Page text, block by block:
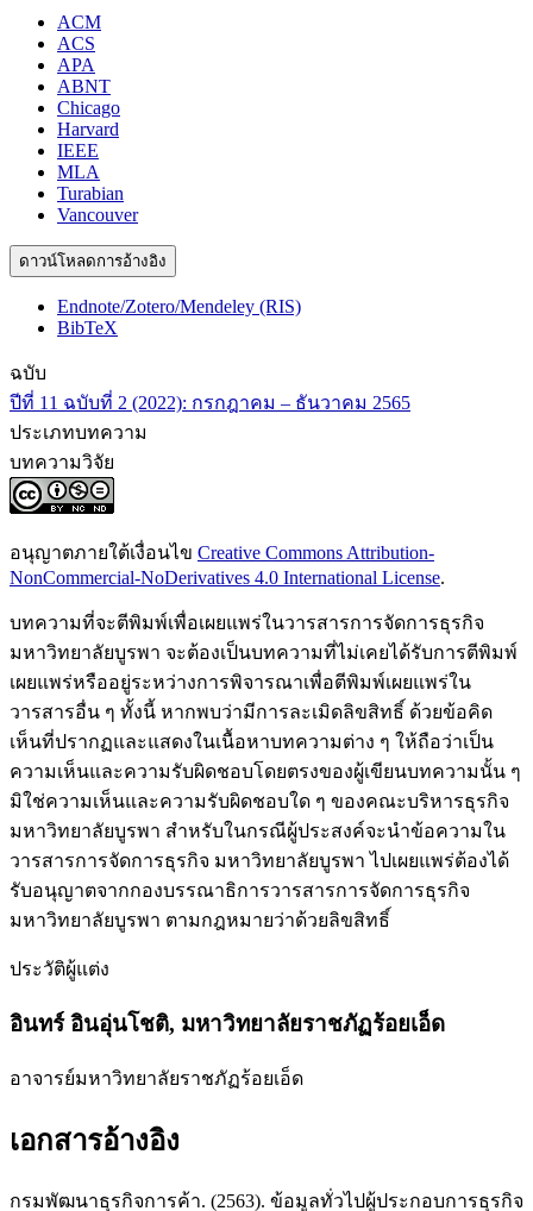
ACM
ACS
APA
ABNT
Chicago
Harvard
IEEE
MLA
Turabian
Vancouver
ดาวน์โหลดการอ้างอิง
Endnote/Zotero/Mendeley (RIS)
BibTeX
ฉบับ
ปีที่ 11 ฉบับที่ 2 (2022): กรกฎาคม – ธันวาคม 2565
ประเภทบทความ
บทความวิจัย
อนุญาตภายใต้เงื่อนไข Creative Commons Attribution-
NonCommercial-NoDerivatives 4.0 International License.
บทความที่จะตีพิมพ์เพื่อเผยแพร่ในวารสารการจัดการธุรกิจ
มหาวิทยาลัยบูรพา จะต้องเป็นบทความที่ไม่เคยได้รับการตีพิมพ์
เผยแพร่หรืออยู่ระหว่างการพิจารณาเพื่อตีพิมพ์เผยแพร่ใน
วารสารอื่น ๆ ทั้งนี้ หากพบว่ามีการละเมิดลิขสิทธิ์ ด้วยข้อคิด
เห็นที่ปรากฏและแสดงในเนื้อหาบทความต่าง ๆ ให้ถือว่าเป็น
ความเห็นและความรับผิดชอบโดยตรงของผู้เขียนบทความนั้น ๆ
มิใช่ความเห็นและความรับผิดชอบใด ๆ ของคณะบริหารธุรกิจ
มหาวิทยาลัยบูรพา สำหรับในกรณีผู้ประสงค์จะนำข้อความใน
วารสารการจัดการธุรกิจ มหาวิทยาลัยบูรพา ไปเผยแพร่ต้องได้
รับอนุญาตจากกองบรรณาธิการวารสารการจัดการธุรกิจ
มหาวิทยาลัยบูรพา ตามกฎหมายว่าด้วยลิขสิทธิ์
ประวัติผู้แต่ง
อินทร์ อินอุ่นโชติ, มหาวิทยาลัยราชภัฏร้อยเอ็ด
อาจารย์มหาวิทยาลัยราชภัฏร้อยเอ็ด
เอกสารอ้างอิง
กรมพัฒนาธุรกิจการค้า. (2563). ข้อมูลทั่วไปผู้ประกอบการธุรกิจ